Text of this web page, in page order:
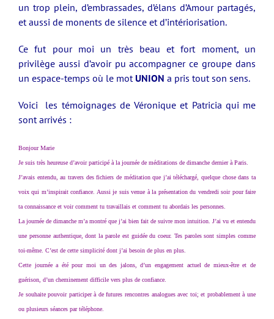
un trop plein, d’embrassades, d’élans d’Amour partagés,
et aussi de monents de silence et d’intériorisation.
Ce fut pour moi un très beau et fort moment, un
privilège aussi d’avoir pu accompagner ce groupe dans
un espace-temps où le mot UNION a pris tout son sens.
Voici les témoignages de Véronique et Patricia qui me
sont arrivés :
Bonjour Marie
Je suis très heureuse d’avoir participé à la journée de méditations de dimanche dernier à Paris.
J’avais entendu, au travers des fichiers de méditation que j’ai téléchargé, quelque chose dans ta
voix qui m’inspirait confiance. Aussi je suis venue à la présentation du vendredi soir pour faire
ta connaissance et voir comment tu travaillais et comment tu abordais les personnes.
La journée de dimanche m’a montré que j’ai bien fait de suivre mon intuition. J’ai vu et entendu
une personne authentique, dont la parole est guidée du coeur. Tes paroles sont simples comme
toi-même. C’est de cette simplicité dont j’ai besoin de plus en plus.
Cette journée a été pour moi un des jalons, d’un engagement actuel de mieux-être et de
guérison, d’un cheminement difficile vers plus de confiance.
Je souhaite pouvoir participer à de futures rencontres analogues avec toi; et probablement à une
ou plusieurs séances par téléphone.